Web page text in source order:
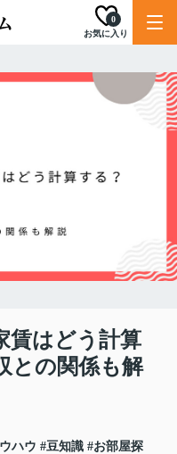
お気に入り
0
賃はどう計算
との関係も解
ハウ #豆知識 #お部屋探